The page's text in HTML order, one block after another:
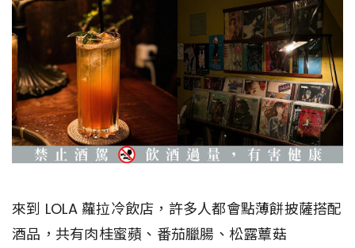
來到 LOLA 蘿拉冷飲店，許多人都會點薄餅披薩搭配
酒品，共有肉桂蜜蘋、番茄臘腸、松露蕈菇